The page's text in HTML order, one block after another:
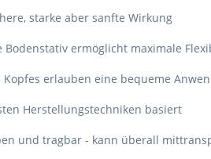
starke aber sanfte Wirkung
Bodenstativ ermöglicht maximale
Kopfes erlauben eine bequeme
Herstellungstechniken basiert
und tragbar - kann überall